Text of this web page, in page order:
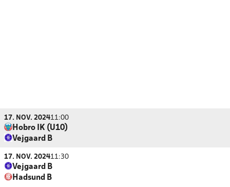
17. NOV. 202411:00
Hobro IK (U10)
Vejgaard B
17. NOV. 202411:30
Vejgaard B
Hadsund B